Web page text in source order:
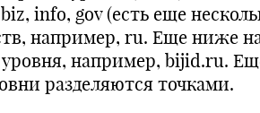
info, gov (есть еще
например, ru. Еще ниже
уровня, например, bijid.ru.
разделяются точками.